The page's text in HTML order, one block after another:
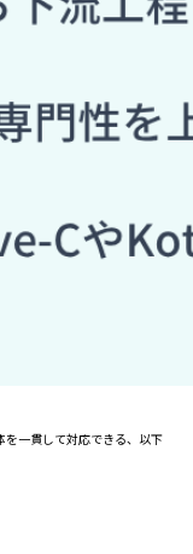
一貫して対応できる、以下